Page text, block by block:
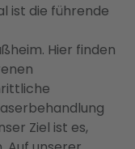
ist die führende
Hier finden
Ziel ist es,